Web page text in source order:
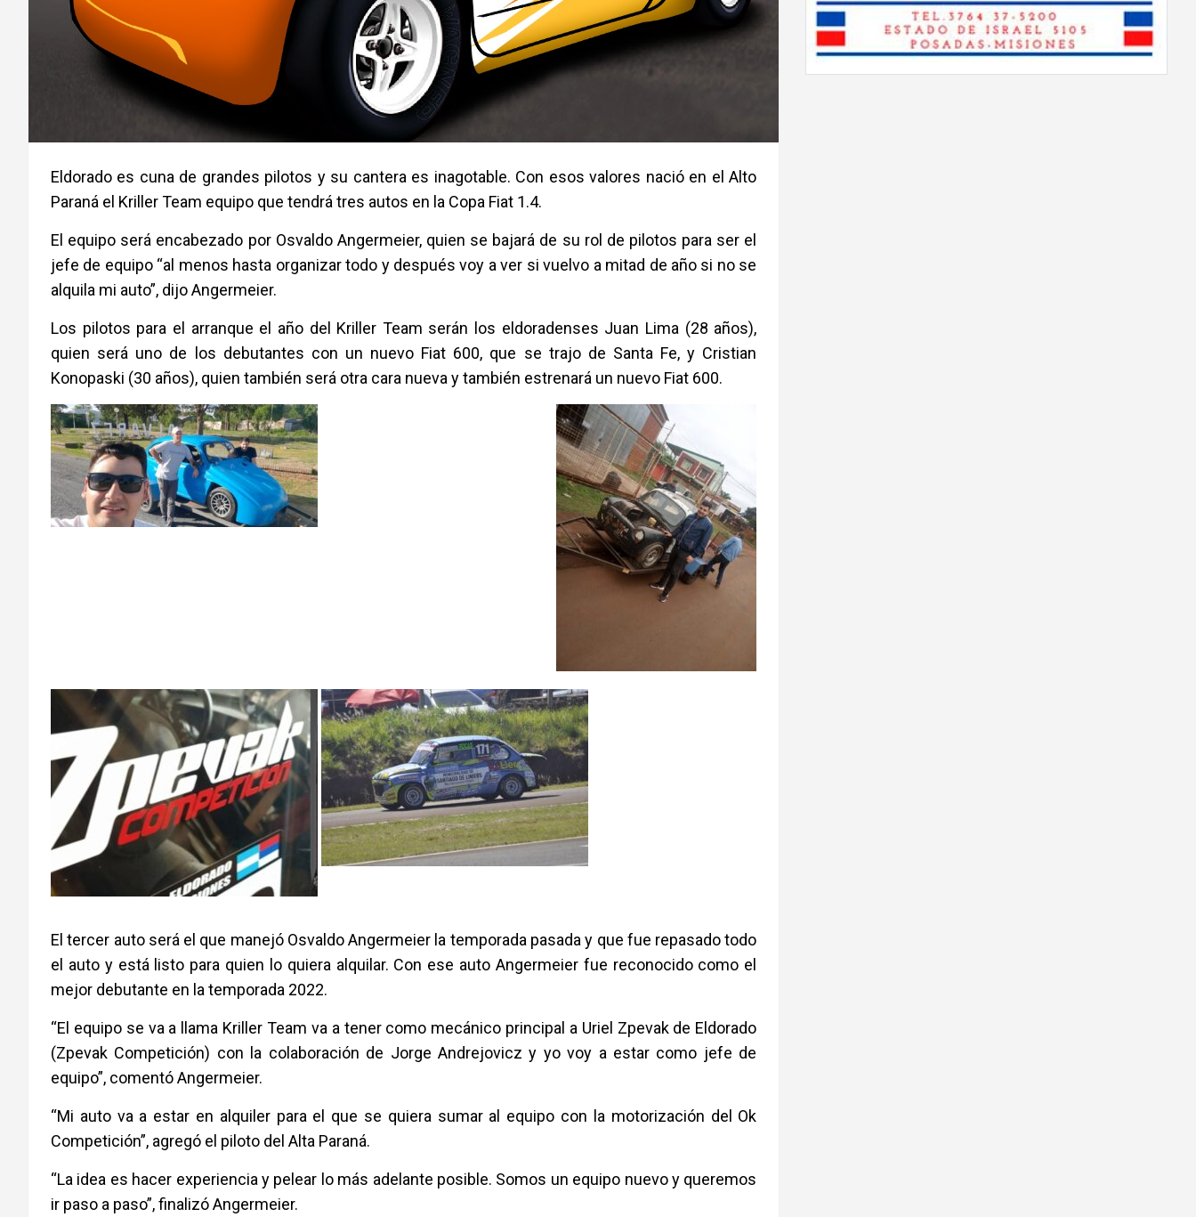
Eldorado es cuna de grandes pilotos y su cantera es inagotable. Con esos valores nació en el Alto
Paraná el Kriller Team equipo que tendrá tres autos en la Copa Fiat 1.4.
El equipo será encabezado por Osvaldo Angermeier, quien se bajará de su rol de pilotos para ser el
jefe de equipo “al menos hasta organizar todo y después voy a ver si vuelvo a mitad de año si no se
alquila mi auto”, dijo Angermeier.
Los pilotos para el arranque el año del Kriller Team serán los eldoradenses Juan Lima (28 años),
quien será uno de los debutantes con un nuevo Fiat 600, que se trajo de Santa Fe, y Cristian
Konopaski (30 años), quien también será otra cara nueva y también estrenará un nuevo Fiat 600.
El tercer auto será el que manejó Osvaldo Angermeier la temporada pasada y que fue repasado todo
el auto y está listo para quien lo quiera alquilar. Con ese auto Angermeier fue reconocido como el
mejor debutante en la temporada 2022.
“El equipo se va a llama Kriller Team va a tener como mecánico principal a Uriel Zpevak de Eldorado
(Zpevak Competición) con la colaboración de Jorge Andrejovicz y yo voy a estar como jefe de
equipo”, comentó Angermeier.
“Mi auto va a estar en alquiler para el que se quiera sumar al equipo con la motorización del Ok
Competición”, agregó el piloto del Alta Paraná.
“La idea es hacer experiencia y pelear lo más adelante posible. Somos un equipo nuevo y queremos
ir paso a paso”, finalizó Angermeier.